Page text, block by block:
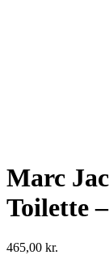
Marc
Toilette
465,00 kr.